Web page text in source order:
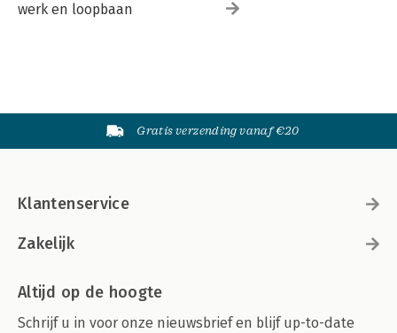
werk en loopbaan
Gratis verzending vanaf €20
Klantenservice
Zakelijk
Altijd op de hoogte
Schrijf u in voor onze nieuwsbrief en blijf up-to-date